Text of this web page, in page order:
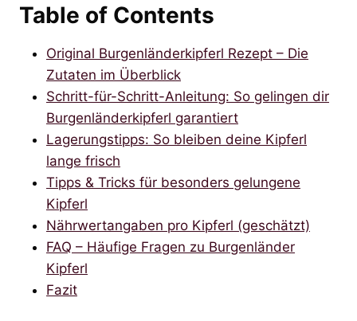
Table of Contents
Original Burgenländerkipferl Rezept – Die
Zutaten im Überblick
Schritt-für-Schritt-Anleitung: So gelingen dir
Burgenländerkipferl garantiert
Lagerungstipps: So bleiben deine Kipferl
lange frisch
Tipps & Tricks für besonders gelungene
Kipferl
Nährwertangaben pro Kipferl (geschätzt)
FAQ – Häufige Fragen zu Burgenländer
Kipferl
Fazit